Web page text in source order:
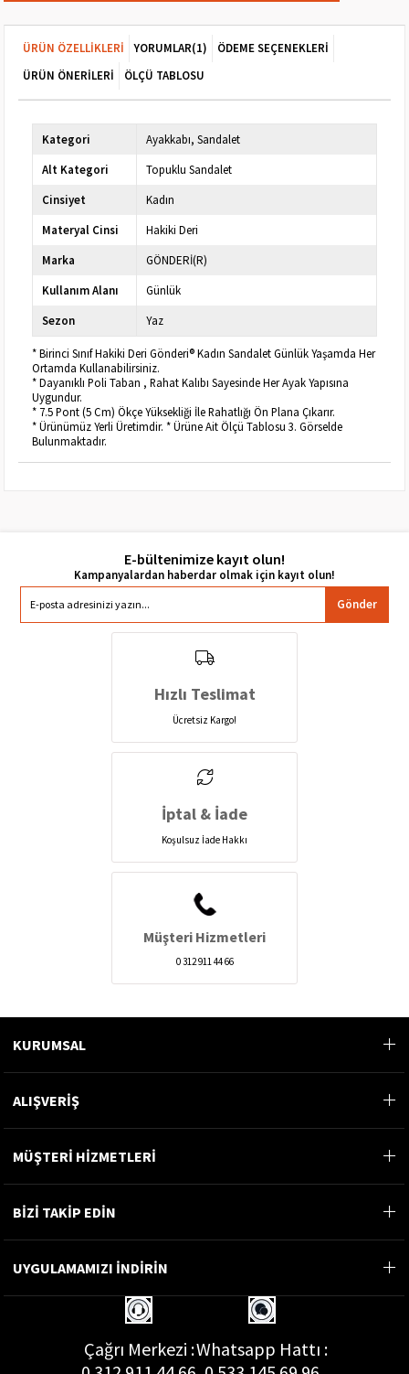
ÜRÜN ÖZELLIKLERI YORUMLAR(1)
ÖDEME SEÇENEKLERI
ÜRÜN ÖNERILERI
ÖLÇÜ TABLOSU
Kategori Ayakkabı Sandalet
Alt Kategori
Topuklu Sandalet
Cinsiyet
Kadın
Materyal Cinsi
Hakiki Deri
Marka
GÖNDERİ(R)
Kullanım Alanı
Günlük
Sezon
Yaz
* Birinci Sınıf Hakiki Deri Gönderi® Kadın Sandalet Günlük Yaşamda Her
Ortamda Kullanabilirsiniz.
* Dayanıklı Poli Taban , Rahat Kalıbı Sayesinde Her Ayak Yapısına
Uygundur.
* 7.5 Pont (5 Cm) Ökçe Yüksekliği İle Rahatlığı Ön Plana Çıkarır.
* Ürünümüz Yerli Üretimdir. * Ürüne Ait Ölçü Tablosu 3. Görselde
Bulunmaktadır.
E-bültenimize kayıt olun!
Gönder
Hızlı Teslimat
Ücretsiz Kargo!
İptal & İade
Koşulsuz İade Hakkı
Müşteri Hizmetleri
0 312 911 44 66
KURUMSAL
ALIŞVERİŞ
MÜŞTERİ HİZMETLERİ
BİZİ TAKİP EDİN
UYGULAMAMIZI İNDİRİN
Çağrı Merkezi :Whatsapp Hattı :